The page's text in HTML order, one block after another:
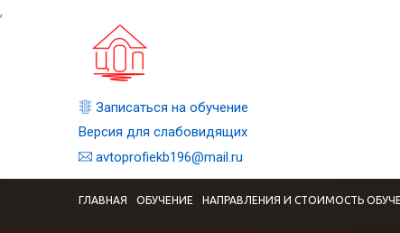
,
Записаться на обучение
Версия для слабовидящих
avtoprofiekb196@mail.ru
ГЛАВНАЯ ОБУЧЕНИЕ НАПРАВЛЕНИЯ И СТОИМОСТЬ